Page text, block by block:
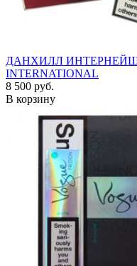
ДАНХИЛЛ
INTERNATIONAL
8 500 руб.
В корзину